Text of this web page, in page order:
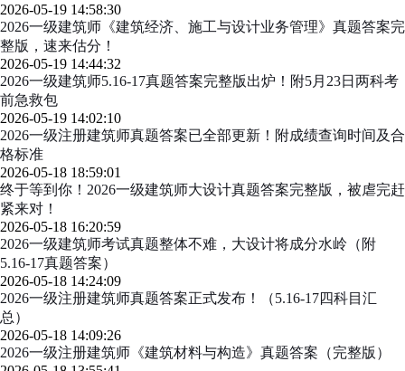
2026-05-19 14:58:30
2026一级建筑师《建筑经济、施工与设计业务管理》真题答案完
整版，速来估分！
2026-05-19 14:44:32
2026一级建筑师5.16-17真题答案完整版出炉！附5月23日两科考
前急救包
2026-05-19 14:02:10
2026一级注册建筑师真题答案已全部更新！附成绩查询时间及合
格标准
2026-05-18 18:59:01
终于等到你！2026一级建筑师大设计真题答案完整版，被虐完赶
紧来对！
2026-05-18 16:20:59
2026一级建筑师考试真题整体不难，大设计将成分水岭（附
5.16-17真题答案）
2026-05-18 14:24:09
2026一级注册建筑师真题答案正式发布！（5.16-17四科目汇
总）
2026-05-18 14:09:26
2026一级注册建筑师《建筑材料与构造》真题答案（完整版）